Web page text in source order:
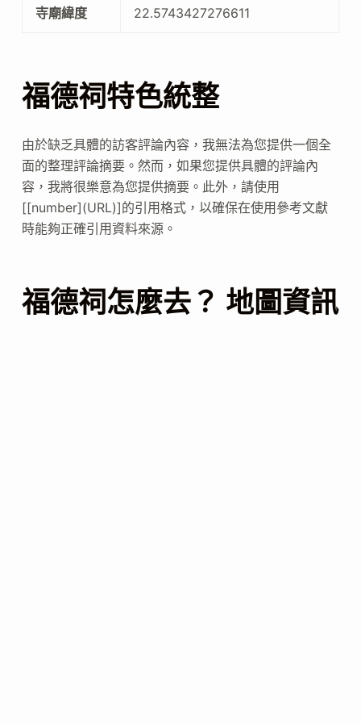
寺廟緯度 22.5743427276611
福德祠特色統整
由於缺乏具體的訪客評論內容，我無法為您提供一個全
面的整理評論摘要。然而，如果您提供具體的評論內
容，我將很樂意為您提供摘要。此外，請使用
[[number](URL)]的引用格式，以確保在使用參考文獻
時能夠正確引用資料來源。
福德祠怎麼去？ 地圖資訊